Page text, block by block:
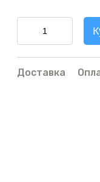
Доставка